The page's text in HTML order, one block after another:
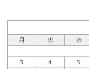
月
火 水
3
4 5